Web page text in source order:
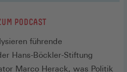
PODCAST
führende
Hans-Böckler-Stiftung
Marco Herack, was Politik